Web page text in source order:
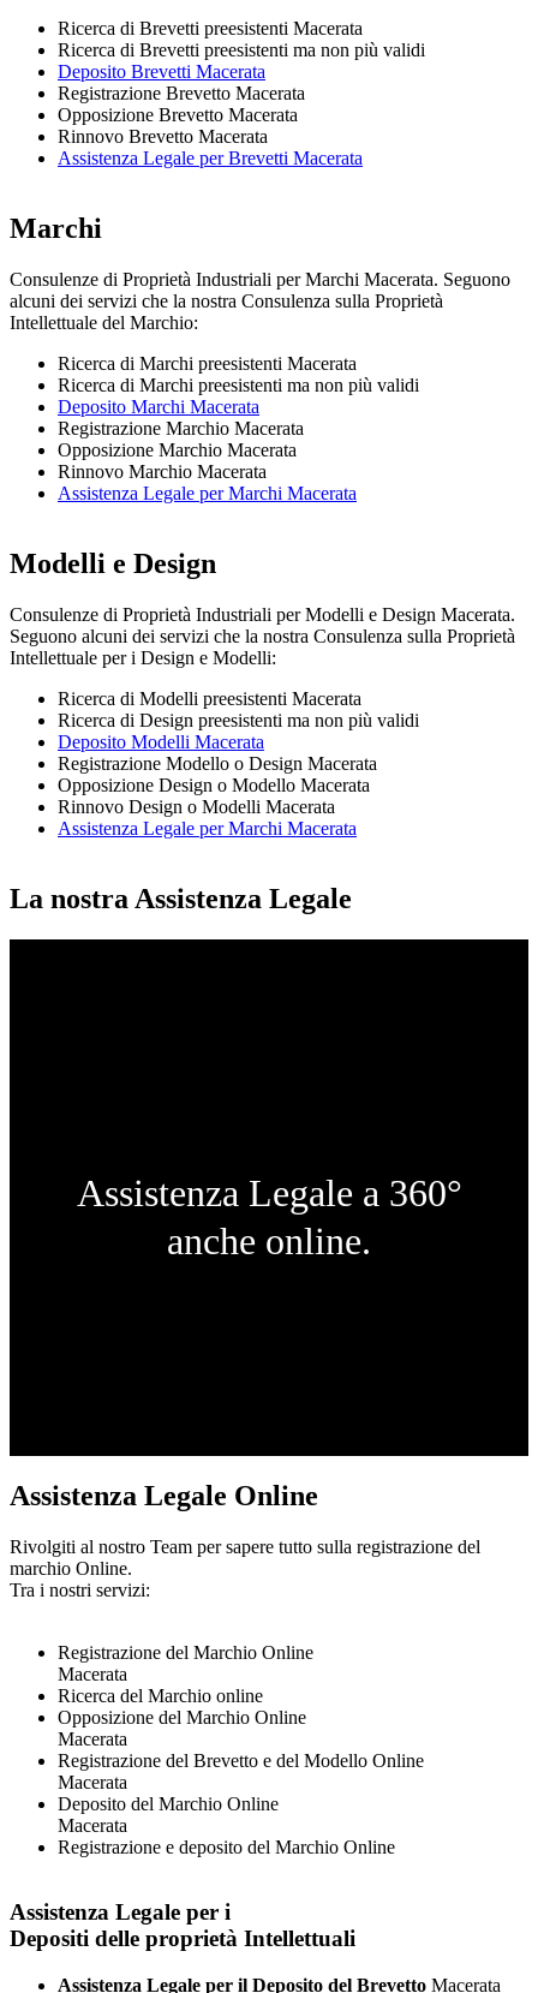
Ricerca di Brevetti preesistenti Macerata
Ricerca di Brevetti preesistenti ma non più validi
Deposito Brevetti Macerata
Registrazione Brevetto Macerata
Opposizione Brevetto Macerata
Rinnovo Brevetto Macerata
Assistenza Legale per Brevetti Macerata
Marchi
Consulenze di Proprietà Industriali per Marchi Macerata. Seguono
alcuni dei servizi che la nostra Consulenza sulla Proprietà
Intellettuale del Marchio:
Ricerca di Marchi preesistenti Macerata
Ricerca di Marchi preesistenti ma non più validi
Deposito Marchi Macerata
Registrazione Marchio Macerata
Opposizione Marchio Macerata
Rinnovo Marchio Macerata
Assistenza Legale per Marchi Macerata
Modelli e Design
Consulenze di Proprietà Industriali per Modelli e Design Macerata.
Seguono alcuni dei servizi che la nostra Consulenza sulla Proprietà
Intellettuale per i Design e Modelli:
Ricerca di Modelli preesistenti Macerata
Ricerca di Design preesistenti ma non più validi
Deposito Modelli Macerata
Registrazione Modello o Design Macerata
Opposizione Design o Modello Macerata
Rinnovo Design o Modelli Macerata
Assistenza Legale per Marchi Macerata
La nostra Assistenza Legale
Assistenza Legale a 360°
anche online.
Assistenza Legale Online
Rivolgiti al nostro Team per sapere tutto sulla registrazione del
marchio Online.
Tra i nostri servizi:
Registrazione del Marchio Online
Macerata
Ricerca del Marchio online
Opposizione del Marchio Online
Macerata
Registrazione del Brevetto e del Modello Online
Macerata
Deposito del Marchio Online
Macerata
Registrazione e deposito del Marchio Online
Assistenza Legale per i
Depositi delle proprietà Intellettuali
Assistenza Legale per il Deposito del Brevetto Macerata